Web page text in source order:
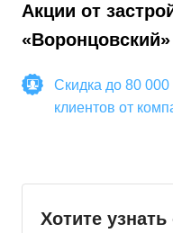
Акции от
«Воронцовский»
Скидка до 80
клиентов от
Хотите